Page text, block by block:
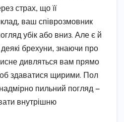
страх, що її
ваш співрозмовник
убік або вниз. Але є й
брехуни, знаючи про
дивляться вам прямо
здаватися щирими. Пол
пильний погляд —
внутрішню